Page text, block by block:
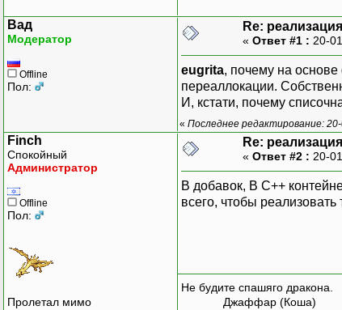
Вад
Модератор
Offline
Пол:
Re:
« Ответ #1 : 20-
eugrita, почему на
переаллокации.
И, кстати, почему
« Последнее редактирование:
Finch
Спокойный
Администратор
Offline
Пол:
Пролетал мимо
Re:
« Ответ #2 : 20-
В добавок, В С++
всего, чтобы
Не будите спашяго дракона.
Джаффар (Коша)